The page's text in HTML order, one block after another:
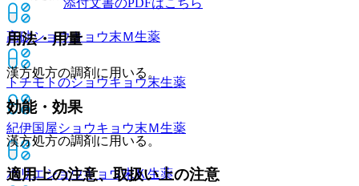
高砂ショウキョウ末Ｍ生薬
トチモトのショウキョウ末生薬
紀伊国屋ショウキョウ末Ｍ生薬
ホリエショウキョウ末Ｋ生薬
用法・用量
漢方処方の調剤に用いる。
効能・効果
漢方処方の調剤に用いる。
適用上の注意、取扱い上の注意